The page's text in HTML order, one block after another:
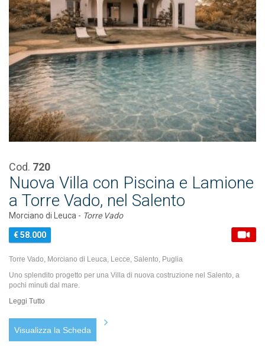
Cod. 720
Nuova Villa con Piscina e Lamione
a Torre Vado, nel Salento
Morciano di Leuca - Torre Vado
€ 58.000
Torre Vado, Morciano di Leuca, Lecce, Salento, Puglia
Uno splendito progetto per una Villa di nuova costruzione nel Salento, a
pochi minuti dal mare.
Leggi Tutto
Visualizza la Scheda